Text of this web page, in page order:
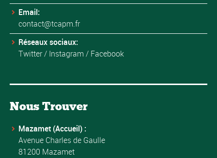
Email:
contact@tcapm.fr
Réseaux sociaux:
Twitter/ Instagram / Facebook
Nous Trouver
Mazamet (Accueil) :
Avenue Charles de Gaulle
81200 Mazamet